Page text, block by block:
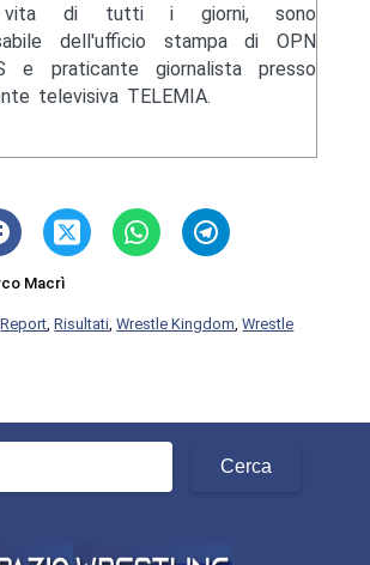
vita di tutti i giorni, sono
dell'ufficio stampa di OPN
e praticante giornalista presso
televisiva TELEMIA.
Macrì
Report ,Risultati ,Wrestle Kingdom ,Wrestle